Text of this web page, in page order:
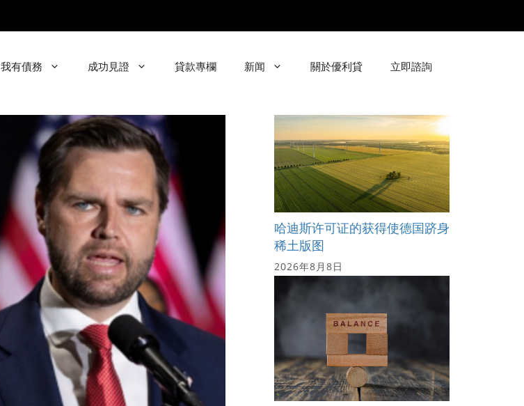
我有債務 成功見證 貸款專欄 新闻 關於優利貸 立即諮詢
哈迪斯许可证的获得使德国跻身
稀土版图
2026年8月8日